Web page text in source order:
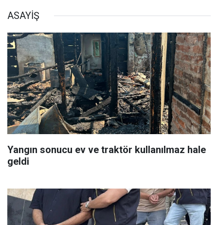
ASAYİŞ
Yangın sonucu ev ve traktör kullanılmaz hale
geldi